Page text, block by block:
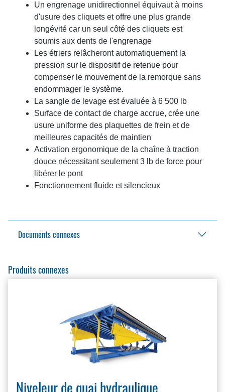
Un engrenage unidirectionnel équivaut à moins
d'usure des cliquets et offre une plus grande
longévité car un seul côté des cliquets est
soumis aux dents de l'engrenage
Les étriers relâcheront automatiquement la
pression sur le dispositif de retenue pour
compenser le mouvement de la remorque sans
endommager le système.
La sangle de levage est évaluée à 6 500 lb
Surface de contact de charge accrue, crée une
usure uniforme des plaquettes de frein et de
meilleures capacités de maintien
Activation ergonomique de la chaîne à traction
douce nécessitant seulement 3 lb de force pour
libérer le pont
Fonctionnement fluide et silencieux
Documents connexes
retenue de frein à disque
Produits connexes
Niveleur de quai hydraulique